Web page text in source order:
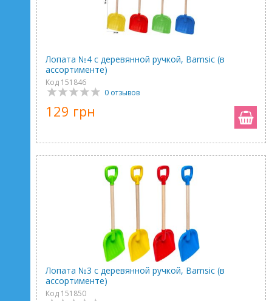
Лопата №4 с деревянной ручкой, Bamsic (в
ассортименте)
Код 151846
0 отзывов
129 грн
Лопата №3 с деревянной ручкой, Bamsic (в
ассортименте)
Код 151850